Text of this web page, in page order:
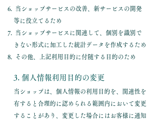
当ショップサービスの改善、新サービスの開発
等に役立てるため
当ショップサービスに関連して、個別を識別で
きない形式に加工した統計データを作成するため
その他、上記利用目的に付随する目的のため
3. 個人情報利用目的の変更
当ショップは、個人情報の利用目的を、関連性を
有すると合理的に認められる範囲内において変更
することがあり、変更した場合にはお客様に通知